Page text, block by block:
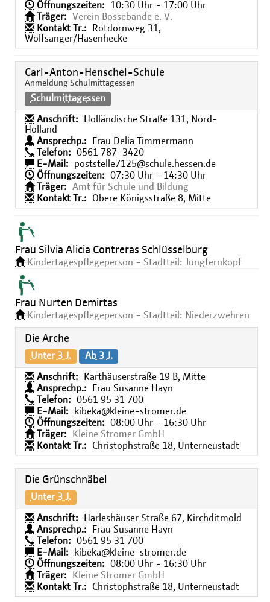
Öffnungszeiten:
10:30 Uhr - 17:00 Uhr
Träger:
Verein Bossebande e. V.
Kontakt Tr.:
Rotdornweg 31,
Wolfsanger/Hasenhecke
Carl-Anton-Henschel-Schule
Anmeldung Schulmittagessen
Schulmittagessen
Anschrift:
Holländische Straße 131, Nord-
Holland
Ansprechp.:
Frau Delia Timmermann
Telefon:
0561 787−3420
E-Mail:
poststelle7125@schule.hessen.de
Öffnungszeiten:
07:30 Uhr - 14:30 Uhr
Träger:
Amt für Schule und Bildung
Kontakt Tr.:
Obere Königsstraße 8, Mitte
Frau Silvia Alicia Contreras Schlüsselburg
Kindertagespflegeperson - Stadtteil: Jungfernkopf
Frau Nurten Demirtas
Kindertagespflegeperson - Stadtteil: Niederzwehren
Die Arche
Unter 3 J. Ab 3 J.
Anschrift:
Karthäuserstraße 19 B, Mitte
Ansprechp.:
Frau Susanne Hayn
Telefon:
0561 95 31 700
E-Mail:
kibeka@kleine-stromer.de
Öffnungszeiten:
08:00 Uhr - 16:30 Uhr
Träger:
Kleine Stromer GmbH
Kontakt Tr.:
Christophstraße 18, Unterneustadt
Die Grünschnäbel
Unter 3 J.
Anschrift:
Harleshäuser Straße 67, Kirchditmold
Ansprechp.:
Frau Susanne Hayn
Telefon:
0561 95 31 700
E-Mail:
kibeka@kleine-stromer.de
Öffnungszeiten:
08:00 Uhr - 16:30 Uhr
Träger:
Kleine Stromer GmbH
Kontakt Tr.:
Christophstraße 18, Unterneustadt